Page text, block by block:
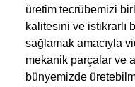
üretim tecrübemizi
kalitesini ve istikrarlı
sağlamak amacıyla
mekanik parçalar ve
bünyemizde